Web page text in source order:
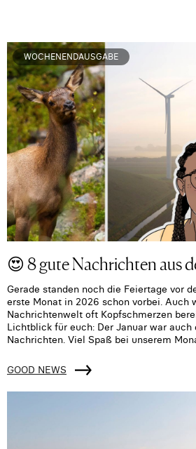
WOCHENENDAUSGABE
😍 8 gute Nachrichten aus
Gerade standen noch die Feiertage vor
erste Monat in 2026 schon vorbei. Auch
Nachrichtenwelt oft Kopfschmerzen
Lichtblick für euch: Der Januar war
Nachrichten. Viel Spaß bei unserem
GOOD NEWS